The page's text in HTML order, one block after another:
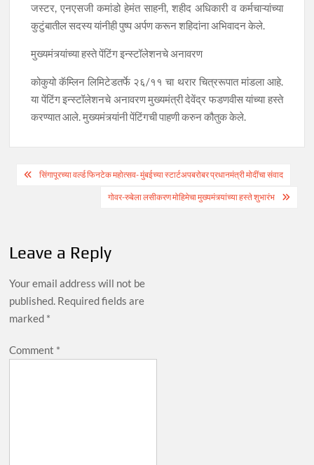
जस्टर, एनएसजी कमांडो हेमंत साहनी, शहीद अधिकारी व कर्मचाऱ्यांच्या
कुटुंबातील सदस्य यांनीही पुष्प अर्पण करून शहिदांना अभिवादन केले.
मुख्यमंत्र्यांच्या हस्ते पेंटिंग इन्स्टॉलेशनचे अनावरण
कोकुयो कॅम्लिन लिमिटेडतर्फे २६/११ चा थरार चित्ररूपात मांडला आहे.
या पेंटिंग इन्स्टॉलेशनचे अनावरण मुख्यमंत्री देवेंद्र फडणवीस यांच्या हस्ते
करण्यात आले. मुख्यमंत्र्यांनी पेंटिंगची पाहणी करुन कौतुक केले.
Postसिंगापूरच्या वर्ल्ड फिनटेक महोत्सव- मुंबईच्या स्टार्टअपबरोबर प्रधानमंत्री मोदींचा संवाद
गोवर-रुबेला लसीकरण मोहिमेचा मुख्यमंत्र्यांच्या हस्ते शुभारंभ
Leave a Reply
Your email address will not be
published. Required fields are
marked *
Comment *